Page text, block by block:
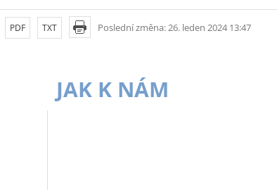
Poslední změna: 26. leden 2024 13:47
PDF TXT
JAK K NÁM